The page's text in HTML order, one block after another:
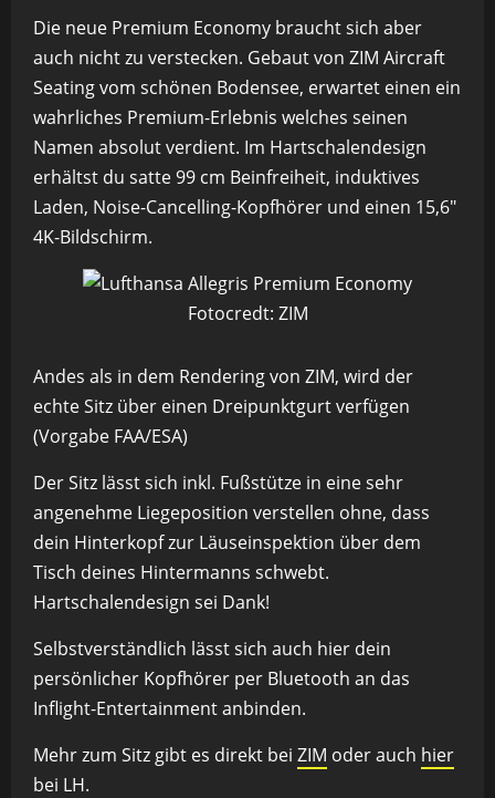
Die neue Premium Economy braucht sich aber
auch nicht zu verstecken. Gebaut von ZIM Aircraft
Seating vom schönen Bodensee, erwartet einen ein
wahrliches Premium-Erlebnis welches seinen
Namen absolut verdient. Im Hartschalendesign
erhältst du satte 99 cm Beinfreiheit, induktives
Laden, Noise-Cancelling-Kopfhörer und einen 15,6″
4K-Bildschirm.
Fotocredt: ZIM
Andes als in dem Rendering von ZIM, wird der
echte Sitz über einen Dreipunktgurt verfügen
(Vorgabe FAA/ESA)
Der Sitz lässt sich inkl. Fußstütze in eine sehr
angenehme Liegeposition verstellen ohne, dass
dein Hinterkopf zur Läuseinspektion über dem
Tisch deines Hintermanns schwebt.
Hartschalendesign sei Dank!
Selbstverständlich lässt sich auch hier dein
persönlicher Kopfhörer per Bluetooth an das
Inflight-Entertainment anbinden.
Mehr zum Sitz gibt es direkt bei ZIM oder auch hier
bei LH.